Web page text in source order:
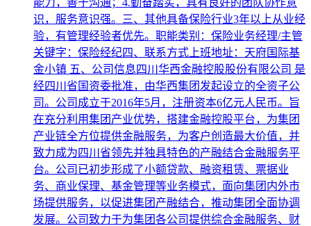
识，服务意识强。三、其他具备保险行业3年以上从业经
验，有管理经验者优先。职能类别：保险业务经理/主管
关键字：保险经纪四、联系方式上班地址：天府国际基
金小镇 五、公司信息四川华西金融控股股份有限公司 是
经四川省国资委批准，由华西集团发起设立的全资子公
司。公司成立于2016年5月，注册资本6亿元人民币。旨
在充分利用集团产业优势，搭建金融控股平台，为集团
产业链全方位提供金融服务，为客户创造最大价值，并
致力成为四川省领先并独具特色的产融结合金融服务平
台。公司已初步形成了小额贷款、融资租赁、票据业
务、商业保理、基金管理等业务模式，面向集团内外市
场提供服务，以促进集团产融结合，推动集团全面协调
发展。公司致力于为集团各公司提供综合金融服务、财